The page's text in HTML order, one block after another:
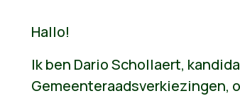
Hallo!
Ik ben Dario Schollaert,
Gemeenteraadsverkiezingen,